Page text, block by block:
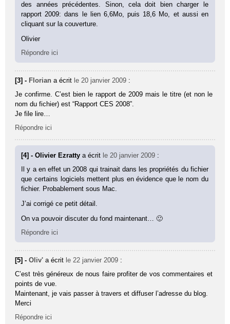
des années précédentes. Sinon, cela doit bien charger le
rapport 2009: dans le lien 6,6Mo, puis 18,6 Mo, et aussi en
cliquant sur la couverture.
Olivier
Répondre ici
[3] - Florian a écrit le 20 janvier 2009 :
Je confirme. C’est bien le rapport de 2009 mais le titre (et non le
nom du fichier) est “Rapport CES 2008”.
Je file lire…
Répondre ici
[4] - Olivier Ezrattya écrit le 20 janvier 2009 :
Il y a en effet un 2008 qui trainait dans les propriétés du fichier
que certains logiciels mettent plus en évidence que le nom du
fichier. Probablement sous Mac.
J’ai corrigé ce petit détail.
On va pouvoir discuter du fond maintenant… 🙂
Répondre ici
[5] -Oliv' a écrit le 22 janvier 2009 :
C’est très généreux de nous faire profiter de vos commentaires et
points de vue.
Maintenant, je vais passer à travers et diffuser l’adresse du blog.
Merci
Répondre ici